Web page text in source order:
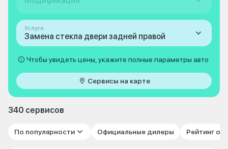
Услуга
Замена стекла двери задней правой
Чтобы увидеть цены, укажите полные параметры авто
Сервисы на карте
340 сервисов
По популярности Официальные дилеры Рейтинг